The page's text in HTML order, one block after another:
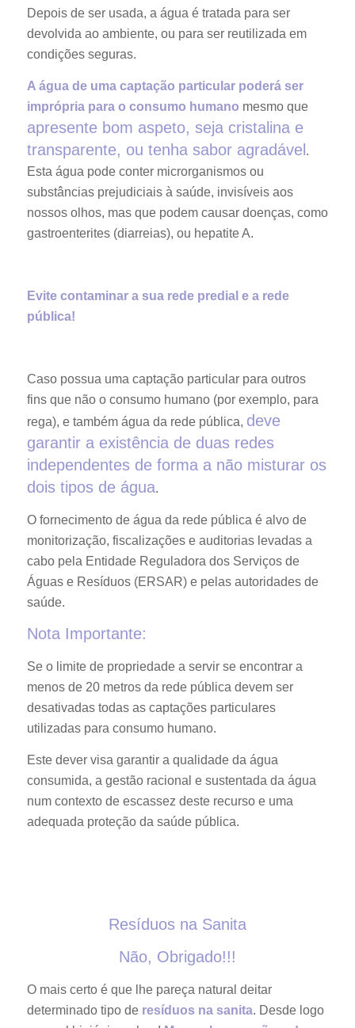
Depois de ser usada, a água é tratada para ser
devolvida ao ambiente, ou para ser reutilizada em
condições seguras.
A água de uma captação particular poderá ser
imprópria para o consumo humano mesmo que
apresente bom aspeto, seja cristalina e
transparente, ou tenha sabor agradável .
Esta água pode conter microrganismos ou
substâncias prejudiciais à saúde, invisíveis aos
nossos olhos, mas que podem causar doenças, como
gastroenterites (diarreias), ou hepatite A.
Evite contaminar a sua rede predial e a rede
pública!
Caso possua uma captação particular para outros
fins que não o consumo humano (por exemplo, para
rega), e também água da rede pública, deve
garantir a existência de duas redes
independentes de forma a não misturar os
dois tipos de água.
O fornecimento de água da rede pública é alvo de
monitorização, fiscalizações e auditorias levadas a
cabo pela Entidade Reguladora dos Serviços de
Águas e Resíduos (ERSAR) e pelas autoridades de
saúde.
Nota Importante:
Se o limite de propriedade a servir se encontrar a
menos de 20 metros da rede pública devem ser
desativadas todas as captações particulares
utilizadas para consumo humano.
Este dever visa garantir a qualidade da água
consumida, a gestão racional e sustentada da água
num contexto de escassez deste recurso e uma
adequada proteção da saúde pública.
Resíduos na Sanita
Não, Obrigado!!!
O mais certo é que lhe pareça natural deitar
determinado tipo de resíduos na sanita. Desde logo